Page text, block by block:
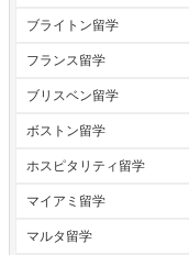
ブライトン留学
フランス留学
ブリスベン留学
ボストン留学
ホスピタリティ留学
マイアミ留学
マルタ留学